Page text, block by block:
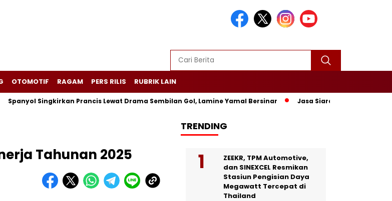
OTOMOTIF RAGAM PERS RILIS RUBRIK LAIN
Singkirkan Prancis Lewat Drama Sembilan Gol, Lamine Yamal Bersinar Jasa Siaran Pers Persriliscom
Tahunan 2025
TRENDING
ZEEKR, TPM Automotive,
dan SINEXCEL Resmikan
Stasiun Pengisian Daya
Megawatt Tercepat di
Thailand